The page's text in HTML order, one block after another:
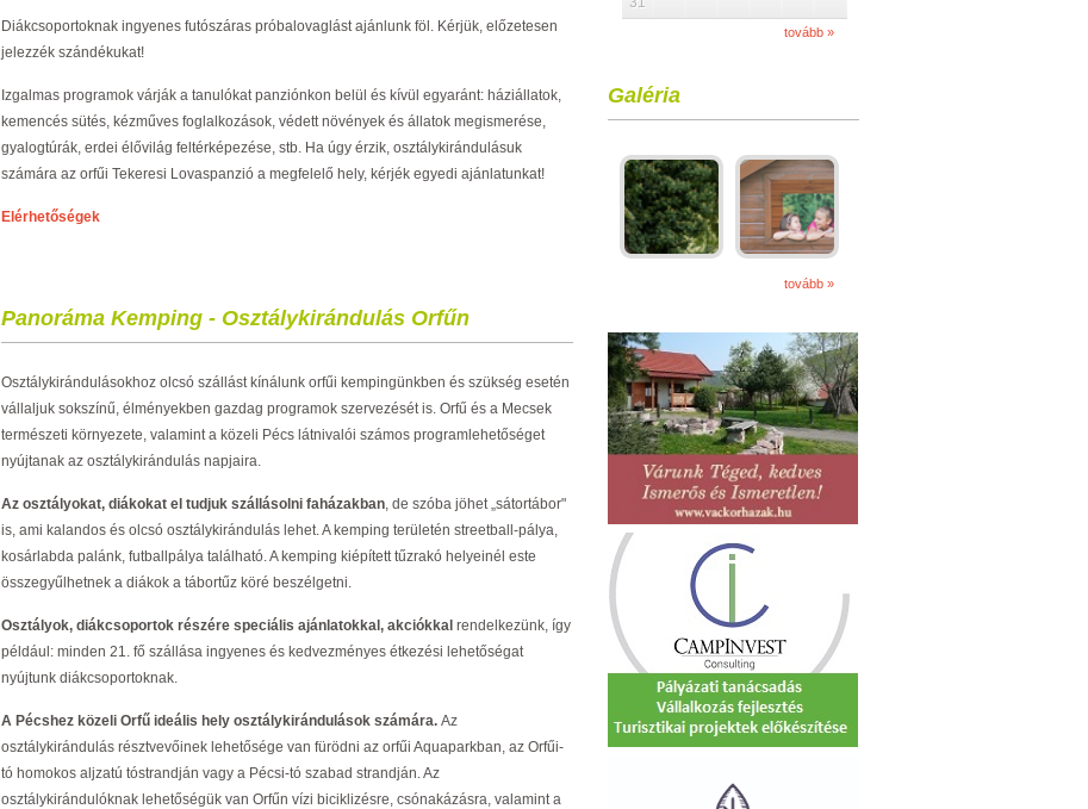
Diákcsoportoknak ingyenes futószáras próbalovaglást ajánlunk föl. Kérjük, előzetesen
jelezzék szándékukat!
Izgalmas programok várják a tanulókat panziónkon belül és kívül egyaránt: háziállatok,
kemencés sütés, kézműves foglalkozások, védett növények és állatok megismerése,
gyalogtúrák, erdei élővilág feltérképezése, stb. Ha úgy érzik, osztálykirándulásuk
számára az orfűi Tekeresi Lovaspanzió a megfelelő hely, kérjék egyedi ajánlatunkat!
Elérhetőségek
Panoráma Kemping - Osztálykirándulás Orfűn
Osztálykirándulásokhoz olcsó szállást kínálunk orfűi kempingünkben és szükség esetén
vállaljuk sokszínű, élményekben gazdag programok szervezését is. Orfű és a Mecsek
természeti környezete, valamint a közeli Pécs látnivalói számos programlehetőséget
nyújtanak az osztálykirándulás napjaira.
Az osztályokat, diákokat el tudjuk szállásolni faházakban, de szóba jöhet „sátortábor"
is, ami kalandos és olcsó osztálykirándulás lehet. A kemping területén streetball-pálya,
kosárlabda palánk, futballpálya található. A kemping kiépített tűzrakó helyeinél este
összegyűlhetnek a diákok a tábortűz köré beszélgetni.
Osztályok, diákcsoportok részére speciális ajánlatokkal, akciókkal rendelkezünk, így
például: minden 21. fő szállása ingyenes és kedvezményes étkezési lehetőségat
nyújtunk diákcsoportoknak.
A Pécshez közeli Orfű ideális hely osztálykirándulások számára. Az
osztálykirándulás résztvevőinek lehetősége van fürödni az orfűi Aquaparkban, az Orfűi-
tó homokos aljzatú tóstrandján vagy a Pécsi-tó szabad strandján. Az
osztálykirándulóknak lehetőségük van Orfűn vízi biciklizésre, csónakázásra, valamint a
tovább »
Galéria
tovább »